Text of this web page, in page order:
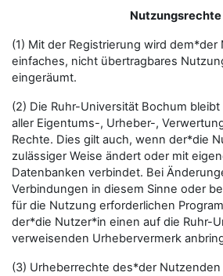
Nutzungsrechte
(1) Mit der Registrierung wird dem*der
einfaches, nicht übertragbares
eingeräumt.
(2) Die Ruhr-Universität Bochum
aller Eigentums-, Urheber-,
Rechte. Dies gilt auch, wenn der*die
zulässiger Weise ändert oder mit
Datenbanken verbindet. Bei
Verbindungen in diesem Sinne oder
für die Nutzung erforderlichen
der*die Nutzer*in einen auf die Ruhr-
verweisenden Urhebervermerk
(3) Urheberrechte des*der